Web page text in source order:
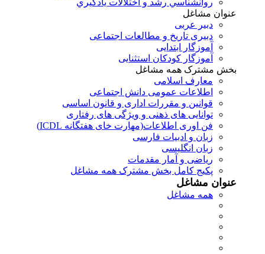
عنوان مشاغل
دبير عربی
دبیری تاریخ و مطالعات اجتماعی
آموزگار ابتدایی
آموزگار کودکان استثنایی
بخش مشترک همه مشاغل
معارف اسلامی
اطلاعات عمومی دانش اجتماعی
قوانین و مقررات اداری و قانون اساسی
توانایی های ذهنی و ویژگی های رفتاری
فن اوری اطلاعات(مهارت خای هفتگانه ICDL)
زبان و ادبیات فارسی
زبان انگلیسی
ریاضی و آمار مقدمات
پکیج کامل بخش مشترک همه مشاغل
عنوان مشاغل
همه مشاغل